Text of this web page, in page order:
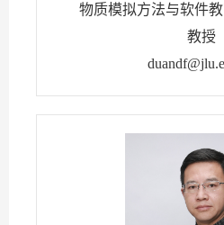
物质模拟方法与软件
教授